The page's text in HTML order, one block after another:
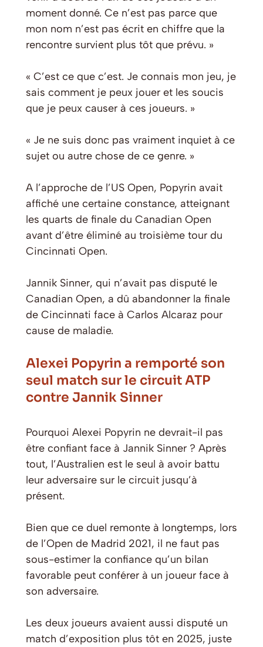
moment donné. Ce n’est pas parce que
mon nom n’est pas écrit en chiffre que la
rencontre survient plus tôt que prévu. »
« C’est ce que c’est. Je connais mon jeu, je
sais comment je peux jouer et les soucis
que je peux causer à ces joueurs. »
« Je ne suis donc pas vraiment inquiet à ce
sujet ou autre chose de ce genre. »
A l’approche de l’US Open, Popyrin avait
affiché une certaine constance, atteignant
les quarts de finale du Canadian Open
avant d’être éliminé au troisième tour du
Cincinnati Open.
Jannik Sinner, qui n’avait pas disputé le
Canadian Open, a dû abandonner la finale
de Cincinnati face à Carlos Alcaraz pour
cause de maladie.
Alexei Popyrin a remporté son
seul match sur le circuit ATP
contre Jannik Sinner
Pourquoi Alexei Popyrin ne devrait-il pas
être confiant face à Jannik Sinner ? Après
tout, l’Australien est le seul à avoir battu
leur adversaire sur le circuit jusqu’à
présent.
Bien que ce duel remonte à longtemps, lors
de l’Open de Madrid 2021, il ne faut pas
sous-estimer la confiance qu’un bilan
favorable peut conférer à un joueur face à
son adversaire.
Les deux joueurs avaient aussi disputé un
match d’exposition plus tôt en 2025, juste